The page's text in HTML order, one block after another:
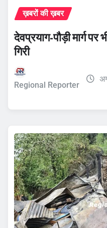
ख़बरों की ख़बर
देवप्रयाग-पौड़ी मार्ग पर
गिरी
Regional Reporter